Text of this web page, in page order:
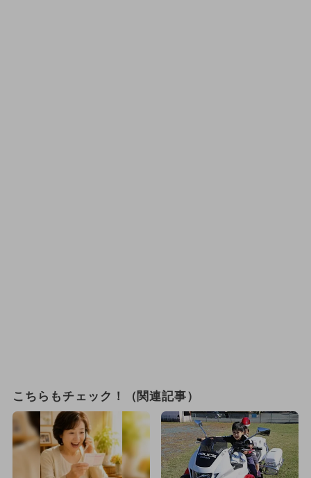
こちらもチェック！（関連記事）